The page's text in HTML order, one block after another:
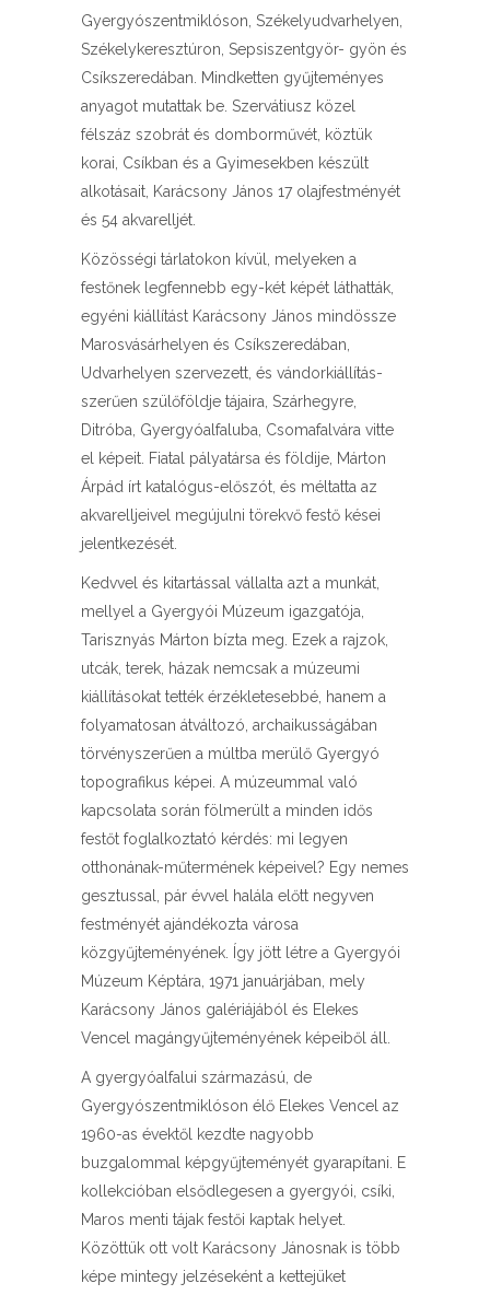
Gyergyószentmiklóson, Székelyudvarhelyen,
Székelykeresztúron, Sepsiszentgyör- gyön és
Csíkszeredában. Mindketten gyűjteményes
anyagot mutattak be. Szervátiusz közel
félszáz szobrát és domborművét, köztük
korai, Csíkban és a Gyimesekben készült
alkotásait, Karácsony János 17 olajfestményét
és 54 akvarelljét.
Közösségi tárlatokon kívül, melyeken a
festőnek legfennebb egy-két képét láthatták,
egyéni kiállítást Karácsony János mindössze
Marosvásárhelyen és Csíkszeredában,
Udvarhelyen szervezett, és vándorkiállítás-
szerűen szülőföldje tájaira, Szárhegyre,
Ditróba, Gyergyóalfaluba, Csomafalvára vitte
el képeit. Fiatal pályatársa és földije, Márton
Árpád írt katalógus-előszót, és méltatta az
akvarelljeivel megújulni törekvő festő kései
jelentkezését.
Kedvvel és kitartással vállalta azt a munkát,
mellyel a Gyergyói Múzeum igazgatója,
Tarisznyás Márton bízta meg. Ezek a rajzok,
utcák, terek, házak nemcsak a múzeumi
kiállításokat tették érzékletesebbé, hanem a
folyamatosan átváltozó, archaikusságában
törvényszerűen a múltba merülő Gyergyó
topografikus képei. A múzeummal való
kapcsolata során fölmerült a minden idős
festőt foglalkoztató kérdés: mi legyen
otthonának-műtermének képeivel? Egy nemes
gesztussal, pár évvel halála előtt negyven
festményét ajándékozta városa
közgyűjteményének. Így jött létre a Gyergyói
Múzeum Képtára, 1971 januárjában, mely
Karácsony János galériájából és Elekes
Vencel magángyűjteményének képeiből áll.
A gyergyóalfalui származású, de
Gyergyószentmiklóson élő Elekes Vencel az
1960-as évektől kezdte nagyobb
buzgalommal képgyűjteményét gyarapítani. E
kollekcióban elsődlegesen a gyergyói, csíki,
Maros menti tájak festői kaptak helyet.
Közöttük ott volt Karácsony Jánosnak is több
képe mintegy jelzéseként a kettejüket